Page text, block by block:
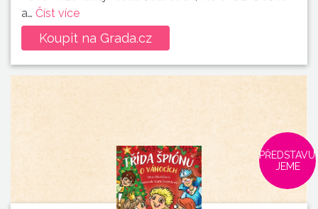
a… Číst více
Koupit na Grada.cz
JEME